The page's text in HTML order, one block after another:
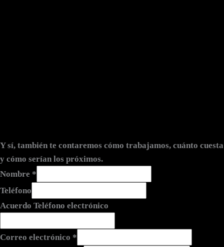
Y sí, también te contaremos cómo trabajamos, cuánto cuesta
y cómo serían los próximos.
Nombre *
Teléfono
Acuerdo Teléfono electrónico
Correo electrónico *